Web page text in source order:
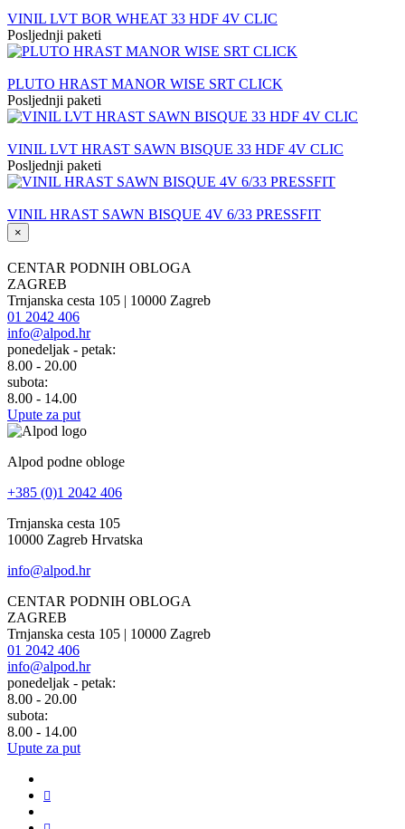
VINIL LVT BOR WHEAT 33 HDF 4V CLIC
Posljednji paketi
PLUTO HRAST MANOR WISE SRT CLICK
Posljednji paketi
VINIL LVT HRAST SAWN BISQUE 33 HDF 4V CLIC
Posljednji paketi
VINIL HRAST SAWN BISQUE 4V 6/33 PRESSFIT
×
CENTAR PODNIH OBLOGA
ZAGREB
Trnjanska cesta 105 | 10000 Zagreb
01 2042 406
info@alpod.hr
ponedeljak - petak:
8.00 - 20.00
subota:
8.00 - 14.00
Upute za put
Alpod podne obloge
+385 (0)1 2042 406
Trnjanska cesta 105
10000 Zagreb Hrvatska
info@alpod.hr
CENTAR PODNIH OBLOGA
ZAGREB
Trnjanska cesta 105 | 10000 Zagreb
01 2042 406
info@alpod.hr
ponedeljak - petak:
8.00 - 20.00
subota:
8.00 - 14.00
Upute za put